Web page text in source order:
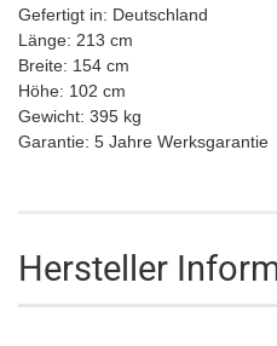
Gefertigt in: Deutschland
Länge: 213 cm
Breite: 154 cm
Höhe: 102 cm
Gewicht: 395 kg
Garantie: 5 Jahre Werksgarantie
Hersteller